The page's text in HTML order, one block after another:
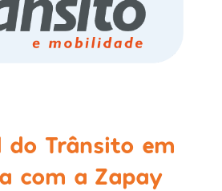
do Trânsito em
com a Zapay